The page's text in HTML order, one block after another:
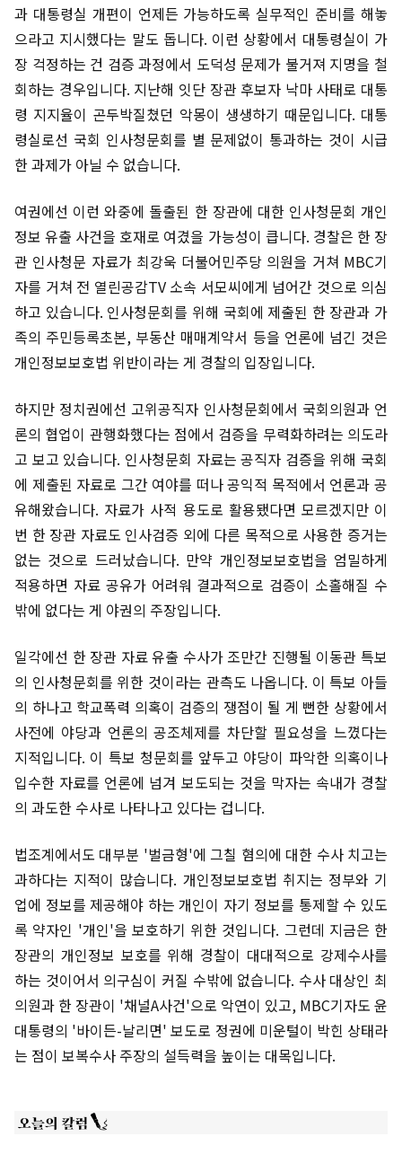
과 대통령실 개편이 언제든 가능하도록 실무적인 준비를 해놓
으라고 지시했다는 말도 돕니다. 이런 상황에서 대통령실이 가
장 걱정하는 건 검증 과정에서 도덕성 문제가 불거져 지명을 철
회하는 경우입니다. 지난해 잇단 장관 후보자 낙마 사태로 대통
령 지지율이 곤두박질쳤던 악몽이 생생하기 때문입니다. 대통
령실로선 국회 인사청문회를 별 문제없이 통과하는 것이 시급
한 과제가 아닐 수 없습니다.
여권에선 이런 와중에 돌출된 한 장관에 대한 인사청문회 개인
정보 유출 사건을 호재로 여겼을 가능성이 큽니다. 경찰은 한 장
관 인사청문 자료가 최강욱 더불어민주당 의원을 거쳐 MBC기
자를 거쳐 전 열린공감TV 소속 서모씨에게 넘어간 것으로 의심
하고 있습니다. 인사청문회를 위해 국회에 제출된 한 장관과 가
족의 주민등록초본, 부동산 매매계약서 등을 언론에 넘긴 것은
개인정보보호법 위반이라는 게 경찰의 입장입니다.
하지만 정치권에선 고위공직자 인사청문회에서 국회의원과 언
론의 협업이 관행화했다는 점에서 검증을 무력화하려는 의도라
고 보고 있습니다. 인사청문회 자료는 공직자 검증을 위해 국회
에 제출된 자료로 그간 여야를 떠나 공익적 목적에서 언론과 공
유해왔습니다. 자료가 사적 용도로 활용됐다면 모르겠지만 이
번 한 장관 자료도 인사검증 외에 다른 목적으로 사용한 증거는
없는 것으로 드러났습니다. 만약 개인정보보호법을 엄밀하게
적용하면 자료 공유가 어려워 결과적으로 검증이 소홀해질 수
밖에 없다는 게 야권의 주장입니다.
일각에선 한 장관 자료 유출 수사가 조만간 진행될 이동관 특보
의 인사청문회를 위한 것이라는 관측도 나옵니다. 이 특보 아들
의 하나고 학교폭력 의혹이 검증의 쟁점이 될 게 뻔한 상황에서
사전에 야당과 언론의 공조체제를 차단할 필요성을 느꼈다는
지적입니다. 이 특보 청문회를 앞두고 야당이 파악한 의혹이나
입수한 자료를 언론에 넘겨 보도되는 것을 막자는 속내가 경찰
의 과도한 수사로 나타나고 있다는 겁니다.
법조계에서도 대부분 '벌금형'에 그칠 혐의에 대한 수사 치고는
과하다는 지적이 많습니다. 개인정보보호법 취지는 정부와 기
업에 정보를 제공해야 하는 개인이 자기 정보를 통제할 수 있도
록 약자인 '개인'을 보호하기 위한 것입니다. 그런데 지금은 한
장관의 개인정보 보호를 위해 경찰이 대대적으로 강제수사를
하는 것이어서 의구심이 커질 수밖에 없습니다. 수사 대상인 최
의원과 한 장관이 '채널A사건'으로 악연이 있고, MBC기자도 윤
대통령의 '바이든-날리면' 보도로 정권에 미운털이 박힌 상태라
는 점이 보복수사 주장의 설득력을 높이는 대목입니다.